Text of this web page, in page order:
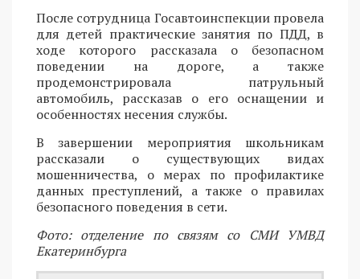
После сотрудница Госавтоинспекции провела
для детей практические занятия по ПДД, в
ходе которого рассказала о безопасном
поведении на дороге, а также
продемонстрировала патрульный
автомобиль, рассказав о его оснащении и
особенностях несения службы.
В завершении мероприятия школьникам
рассказали о существующих видах
мошенничества, о мерах по профилактике
данных преступлений, а также о правилах
безопасного поведения в сети.
Фото: отделение по связям со СМИ УМВД
Екатеринбурга